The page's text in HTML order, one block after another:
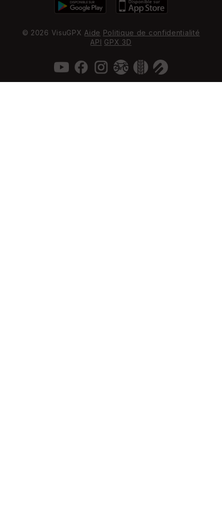
© 2026 VisuGPX Aide Politique de confidentialité
API GPX 3D